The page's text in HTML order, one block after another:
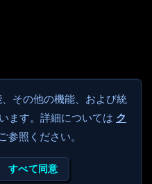
その他の機能、および統
ます。詳細については ク
参照ください。
すべて同意